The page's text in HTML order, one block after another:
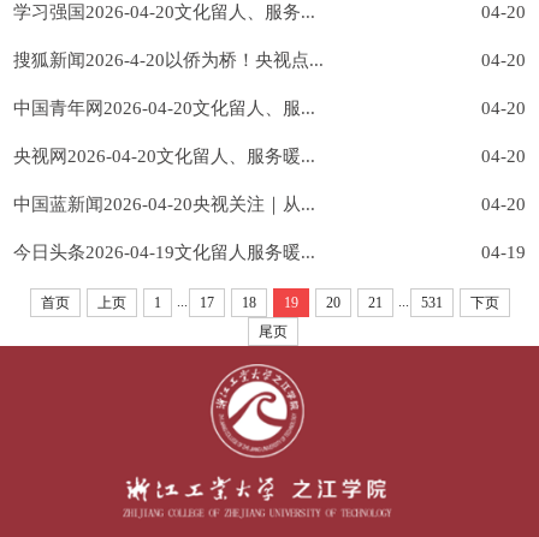
学习强国2026-04-20文化留人、服务... 04-20
搜狐新闻2026-4-20以侨为桥！央视点... 04-20
中国青年网2026-04-20文化留人、服... 04-20
央视网2026-04-20文化留人、服务暖... 04-20
中国蓝新闻2026-04-20央视关注｜从... 04-20
今日头条2026-04-19文化留人服务暖... 04-19
首页 上页 1 ... 17 18 19 20 21 ... 531
下页
尾页